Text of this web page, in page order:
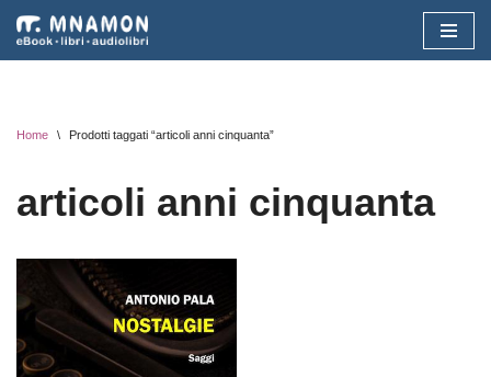
Vai
Home \ Prodotti taggati “articoli anni cinquanta”
articoli anni cinquanta